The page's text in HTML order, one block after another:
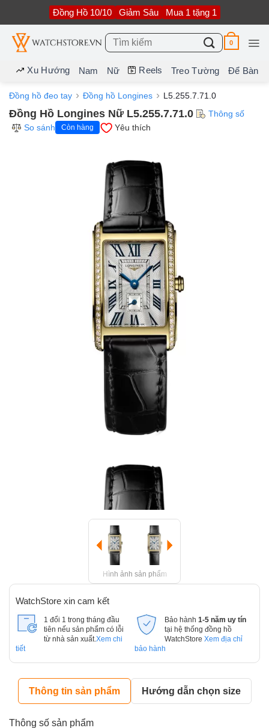
nội
dung
Đồng Hồ 10/10 Giảm Sâu Mua 1 tặng 1
Tìm
kiếm:
0
Xu Hướng Nam Nữ Reels Treo Tường Để Bàn
Đồng hồ đeo tay Đồng hồ Longines L5.255.7.71.0
Đồng Hồ Longines Nữ L5.255.7.71.0
Thông số
So sánh
Còn hàng Yêu thích
Hình ảnh sản phẩm
WatchStore xin cam kết
1 đổi 1 trong tháng đầu
tiên nếu sản phẩm có lỗi
từ nhà sản xuất. Xem chi
tiết
Bảo hành 1-5 năm uy tín
tại hệ thống đồng hồ
WatchStore Xem địa chỉ
bảo hành
Thông tin sản phẩm Hướng dẫn chọn size
Thông số sản phẩm